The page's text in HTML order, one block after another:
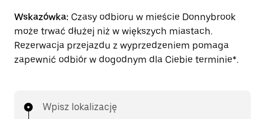
Wskazówka: Czasy odbioru w mieście Donnybrook
może trwać dłużej niż w większych miastach.
Rezerwacja przejazdu z wyprzedzeniem pomaga
zapewnić odbiór w dogodnym dla Ciebie terminie*.
Wpisz lokalizację